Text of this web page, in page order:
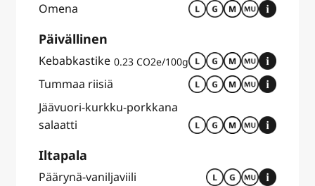
Omena
Päivällinen
Kebabkastike 0.23 CO2e/100g
Tummaa riisiä
Jäävuori-kurkku-porkkana
salaatti
Iltapala
Päärynä-vaniljaviili